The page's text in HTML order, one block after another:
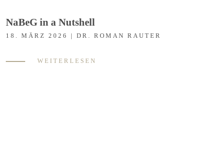
NaBeG in a Nutshell
18. MÄRZ 2026 | DR. ROMAN RAUTER
WEITERLESEN